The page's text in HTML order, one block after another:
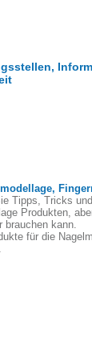
Tipps, Tricks
Produkten,
brauchen kann.
für die